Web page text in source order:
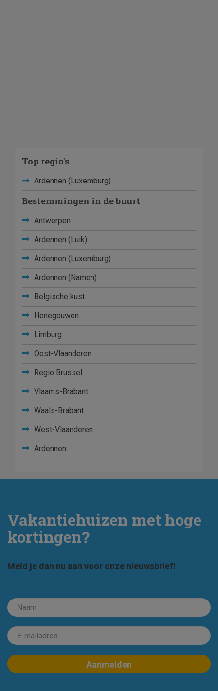
Top regio's
Ardennen (Luxemburg)
Bestemmingen in de buurt
Antwerpen
Ardennen (Luik)
Ardennen (Luxemburg)
Ardennen (Namen)
Belgische kust
Henegouwen
Limburg
Oost-Vlaanderen
Regio Brussel
Vlaams-Brabant
Waals-Brabant
West-Vlaanderen
Ardennen
Vakantiehuizen met hoge
kortingen?
Meld je dan nu aan voor onze nieuwsbrief!